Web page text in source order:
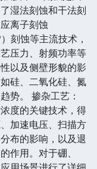
湿法刻蚀和干法刻
离子刻蚀
刻蚀等主流技术，
压力、射频功率等
以及侧壁形貌的影
硅、二氧化硅、氮
势。 掺杂工艺：
度的关键技术，得
加速电压、扫描方
布的影响，以及退
作用。对于硼、